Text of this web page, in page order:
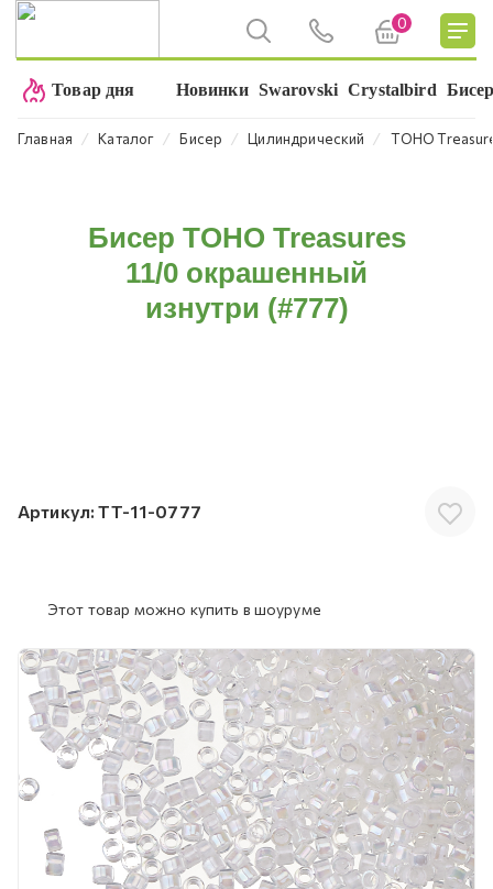
0
Товар дня Новинки Swarovski Crystalbird
Главная ⁄ Каталог ⁄ Бисер ⁄ Цилиндрический ⁄ TOHO
Бисер TOHO Treasures
11/0 окрашенный
изнутри (#777)
Артикул: TT-11-0777
Этот товар можно купить в шоуруме